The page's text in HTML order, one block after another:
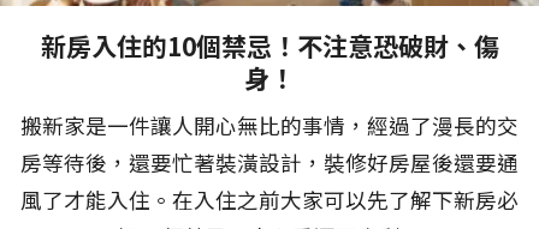
新房入住的10個禁忌！不注意恐破財、傷
身！
搬新家是一件讓人開心無比的事情，經過了漫長的交
房等待後，還要忙著裝潢設計，裝修好房屋後還要通
風了才能入住。在入住之前大家可以先了解下新房必